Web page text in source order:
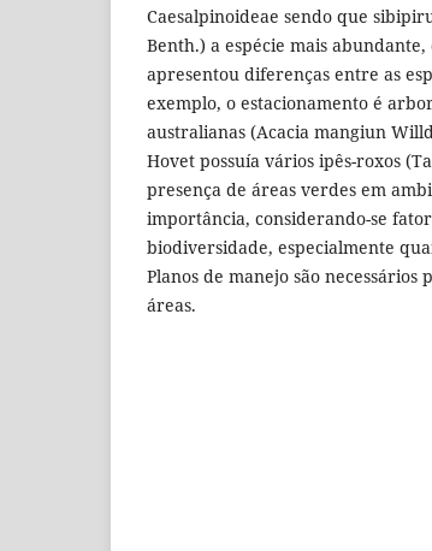
Caesalpinoideae sendo que
Benth.) a espécie mais
apresentou diferenças entre as
exemplo, o estacionamento é
australianas (Acacia mangiun
Hovet possuía vários ipês-roxos
presença de áreas verdes em
importância, considerando-se
biodiversidade, especialmente
Planos de manejo são
áreas.